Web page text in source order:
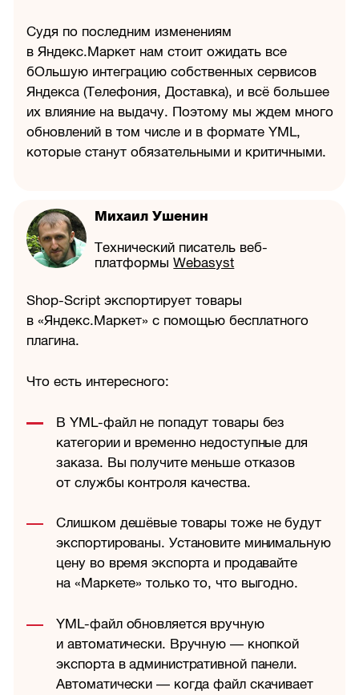
Судя по последним изменениям
в Яндекс.Маркет нам стоит ожидать все
бОльшую интеграцию собственных сервисов
Яндекса (Телефония, Доставка), и всё большее
их влияние на выдачу. Поэтому мы ждем много
обновлений в том числе и в формате YML,
которые станут обязательными и критичными.
Михаил Ушенин
Технический писатель веб-
платформыWebasyst
Shop-Script экспортирует товары
в «Яндекс.Маркет» с помощью бесплатного
плагина.
Что есть интересного:
В YML-файл не попадут товары без
категории и временно недоступные для
заказа. Вы получите меньше отказов
от службы контроля качества.
Слишком дешёвые товары тоже не будут
экспортированы. Установите минимальную
цену во время экспорта и продавайте
на «Маркете» только то, что выгодно.
YML-файл обновляется вручную
и автоматически. Вручную — кнопкой
экспорта в административной панели.
Автоматически — когда файл скачивает